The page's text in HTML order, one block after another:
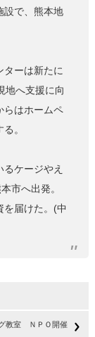
設で、熊本地
ターは新たに
地へ支援に向
らはホームペ
。
ケージやえ
市へ出発。
を届けた。(中
教室 ＮＰＯ開催